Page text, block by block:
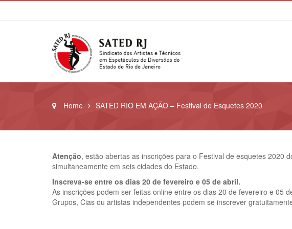
Home SATED RIO EM AÇÃO – Festival de Esquetes 2020
Atenção, estão abertas as inscrições para o Festival de esquetes 2020
simultaneamente em seis cidades do Estado.
Inscreva-se entre os dias 20 de fevereiro e 05 de abril.
As inscrições podem ser feitas online entre os dias 20 de fevereiro e 05
Grupos, Cias ou artistas independentes podem se inscrever